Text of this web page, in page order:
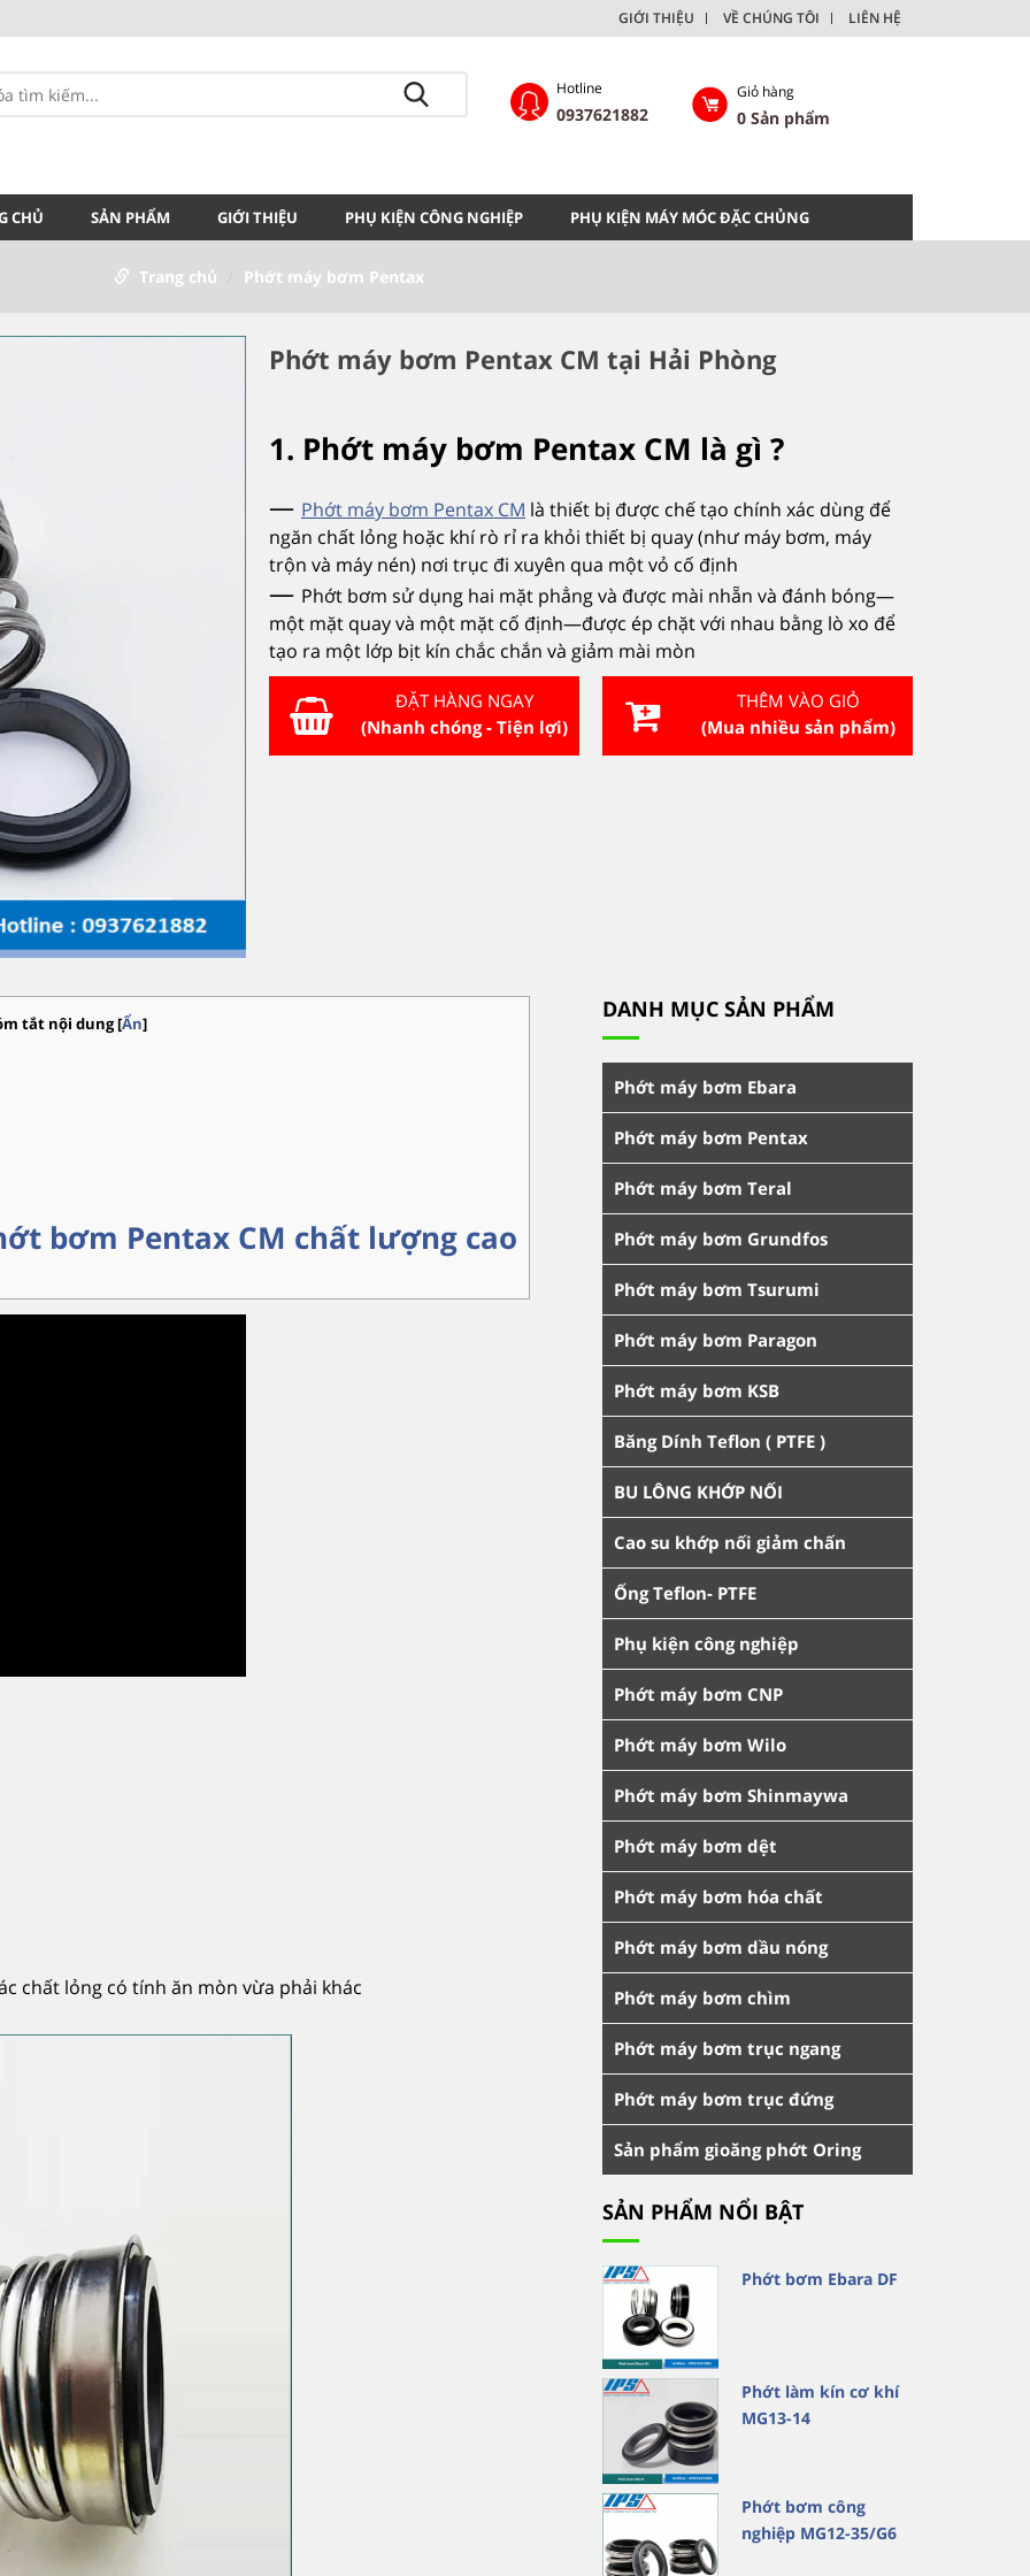
GIỚI THIỆU VỀ CHÚNG TÔI LIÊN HỆ
Hotline
0937621882
Giỏ hàng
0Sản phẩm
CHỦ SẢN PHẨM GIỚI THIỆU PHỤ KIỆN CÔNG NGHIỆP PHỤ KIỆN MÁY MÓC ĐẶC CHỦNG
Trang chủ Phớt máy bơm Pentax
Phớt máy bơm Pentax CM tại Hải Phòng
1. Phớt máy bơm Pentax CM là gì ?
— Phớt máy bơm Pentax CM là thiết bị được chế tạo chính xác dùng để
ngăn chất lỏng hoặc khí rò rỉ ra khỏi thiết bị quay (như máy bơm, máy
trộn và máy nén) nơi trục đi xuyên qua một vỏ cố định
— Phớt bơm sử dụng hai mặt phẳng và được mài nhẵn và đánh bóng—
một mặt quay và một mặt cố định—được ép chặt với nhau bằng lò xo để
tạo ra một lớp bịt kín chắc chắn và giảm mài mòn
ĐẶT HÀNG NGAY
(Nhanh chóng - Tiện lợi)
THÊM VÀO GIỎ
(Mua nhiều sản phẩm)
tắt nội dung[Ẩn]
bơm Pentax CM chất lượng cao
chất lỏng có tính ăn mòn vừa phải khác
DANH MỤC SẢN PHẨM
Phớt máy bơm Ebara
Phớt máy bơm Pentax
Phớt máy bơm Teral
Phớt máy bơm Grundfos
Phớt máy bơm Tsurumi
Phớt máy bơm Paragon
Phớt máy bơm KSB
Băng Dính Teflon ( PTFE )
BU LÔNG KHỚP NỐI
Cao su khớp nối giảm chấn
Ống Teflon- PTFE
Phụ kiện công nghiệp
Phớt máy bơm CNP
Phớt máy bơm Wilo
Phớt máy bơm Shinmaywa
Phớt máy bơm dệt
Phớt máy bơm hóa chất
Phớt máy bơm dầu nóng
Phớt máy bơm chìm
Phớt máy bơm trục ngang
Phớt máy bơm trục đứng
Sản phẩm gioăng phớt Oring
SẢN PHẨM NỔI BẬT
Phớt bơm Ebara DF
Phớt làm kín cơ khí
MG13-14
Phớt bơm công
nghiệp MG12-35/G6